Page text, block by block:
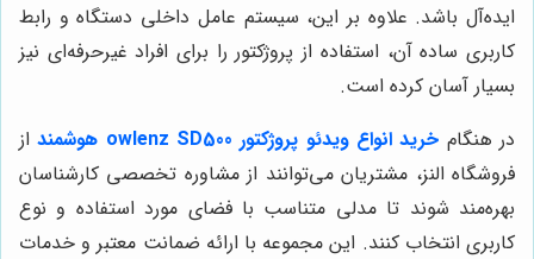
ایده‌آل باشد. علاوه بر این، سیستم عامل داخلی دستگاه و رابط
کاربری ساده آن، استفاده از پروژکتور را برای افراد غیرحرفه‌ای نیز
بسیار آسان کرده است.
در هنگام خرید انواع ویدئو پروژکتور owlenz SD500 هوشمند
از
فروشگاه النز، مشتریان می‌توانند از مشاوره تخصصی کارشناسان
بهره‌مند شوند تا مدلی متناسب با فضای مورد استفاده و نوع
کاربری انتخاب کنند. این مجموعه با ارائه ضمانت معتبر و خدمات